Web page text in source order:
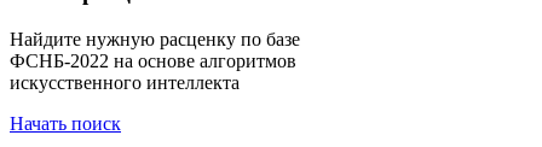
Найдите нужную расценку по базе
ФСНБ-2022 на основе алгоритмов
искусственного интеллекта
Начать поиск